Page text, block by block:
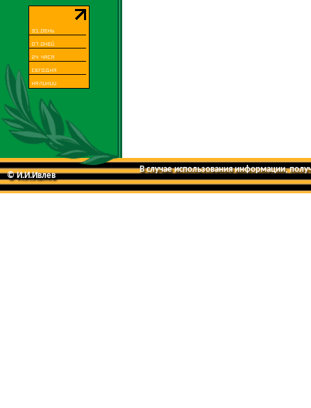
© И.И.Ивлев
В случае использования информации,